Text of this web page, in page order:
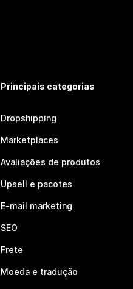
Principais categorias
Dropshipping
Marketplaces
Avaliações de produtos
Upsell e pacotes
E-mail marketing
SEO
Frete
Moeda e tradução